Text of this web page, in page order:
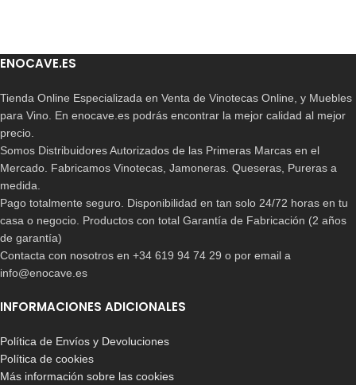
ENOCAVE.ES
Tienda Online Especializada en Venta de Vinotecas Online, y Muebles
para Vino. En enocave.es podrás encontrar la mejor calidad al mejor
precio.
Somos Distribuidores Autorizados de las Primeras Marcas en el
Mercado. Fabricamos Vinotecas, Jamoneras. Queseras, Pureras a
medida.
Pago totalmente seguro. Disponibilidad en tan solo 24/72 horas en tu
casa o negocio. Productos con total Garantía de Fabricación (2 años
de garantía)
Contacta con nosotros en +34 619 94 74 29 o por email a
info@enocave.es
INFORMACIONES ADICIONALES
Política de Envíos y Devoluciones
Política de cookies
Más información sobre las cookies